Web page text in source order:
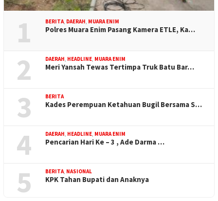
1 BERITA, DAERAH, MUARA ENIM
Polres Muara Enim Pasang Kamera ETLE, Ka…
2 DAERAH, HEADLINE, MUARA ENIM
Meri Yansah Tewas Tertimpa Truk Batu Bar…
3 BERITA
Kades Perempuan Ketahuan Bugil Bersama S…
4 DAERAH, HEADLINE, MUARA ENIM
Pencarian Hari Ke – 3 , Ade Darma …
5 BERITA, NASIONAL
KPK Tahan Bupati dan Anaknya